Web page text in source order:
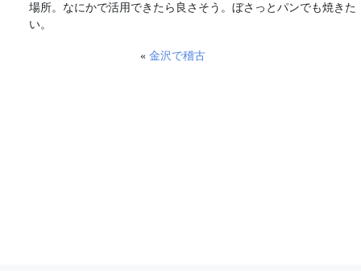
場所。なにかで活用できたら良さそう。ぼさっとパンでも焼きた
い。
« 金沢で稽古